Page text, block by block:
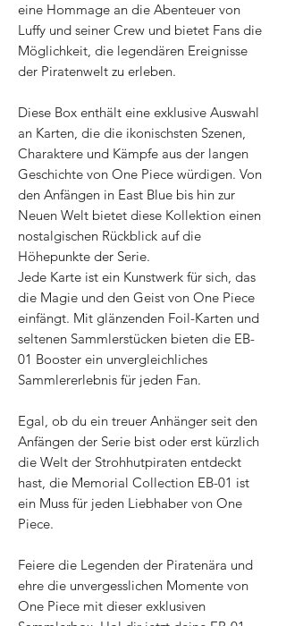
eine Hommage an die Abenteuer von
Luffy und seiner Crew und bietet Fans die
Möglichkeit, die legendären Ereignisse
der Piratenwelt zu erleben.
Diese Box enthält eine exklusive Auswahl
an Karten, die die ikonischsten Szenen,
Charaktere und Kämpfe aus der langen
Geschichte von One Piece würdigen. Von
den Anfängen in East Blue bis hin zur
Neuen Welt bietet diese Kollektion einen
nostalgischen Rückblick auf die
Höhepunkte der Serie.
Jede Karte ist ein Kunstwerk für sich, das
die Magie und den Geist von One Piece
einfängt. Mit glänzenden Foil-Karten und
seltenen Sammlerstücken bieten die EB-
01 Booster ein unvergleichliches
Sammlererlebnis für jeden Fan.
Egal, ob du ein treuer Anhänger seit den
Anfängen der Serie bist oder erst kürzlich
die Welt der Strohhutpiraten entdeckt
hast, die Memorial Collection EB-01 ist
ein Muss für jeden Liebhaber von One
Piece.
Feiere die Legenden der Piratenära und
ehre die unvergesslichen Momente von
One Piece mit dieser exklusiven